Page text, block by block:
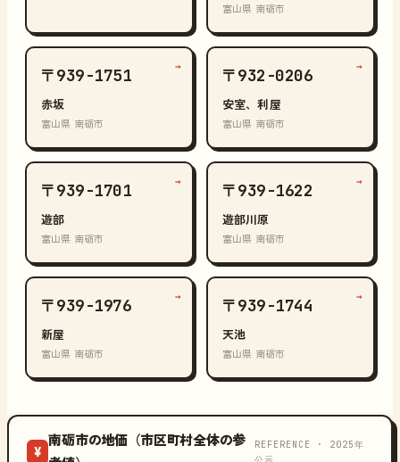
富山県 南砺市
〒939-1751
赤坂
富山県 南砺市
→ 〒932-0206
安室、利屋
富山県 南砺市
→
〒939-1701
遊部
富山県 南砺市
→ 〒939-1622
遊部川原
富山県 南砺市
→
〒939-1976
新屋
富山県 南砺市
→ 〒939-1744
天池
富山県 南砺市
→
¥
南砺市の地価（市区町村全体の参
REFERENCE · 2025年
公示